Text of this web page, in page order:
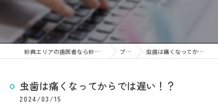
妙典エリアの歯医者なら妙典歯科Nクリニック ブログ 虫歯は痛くなってからでは遅い！？
虫歯は痛くなってからでは遅い！？
2024/03/15